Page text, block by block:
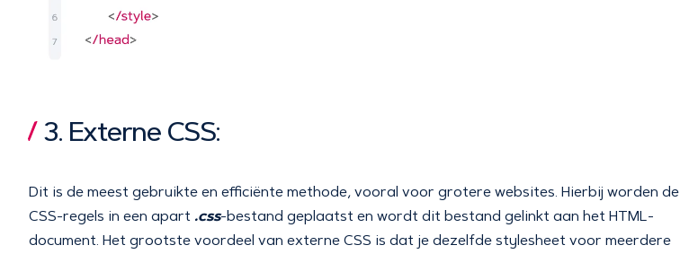
3. Externe CSS:
Dit is de meest gebruikte en efficiënte methode, vooral voor grotere websites. Hierbij worden de
CSS-regels in een apart .css-bestand geplaatst en wordt dit bestand gelinkt aan het HTML-
document. Het grootste voordeel van externe CSS is dat je dezelfde stylesheet voor meerdere